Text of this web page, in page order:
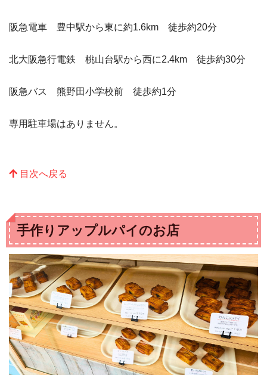
阪急電車 豊中駅から東に約1.6km 徒歩約20分
北大阪急行電鉄 桃山台駅から西に2.4km 徒歩約30分
阪急バス 熊野田小学校前 徒歩約1分
専用駐車場はありません。
目次へ戻る
手作りアップルパイのお店